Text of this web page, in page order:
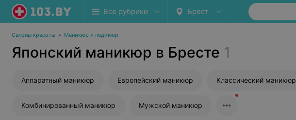
Все рубрики Брест
Салоны красоты • Маникюр и педикюр
Японский маникюр в Бресте 1
Аппаратный маникюр Европейский маникюр Классический маникюр
Комбинированный маникюр Мужской маникюр